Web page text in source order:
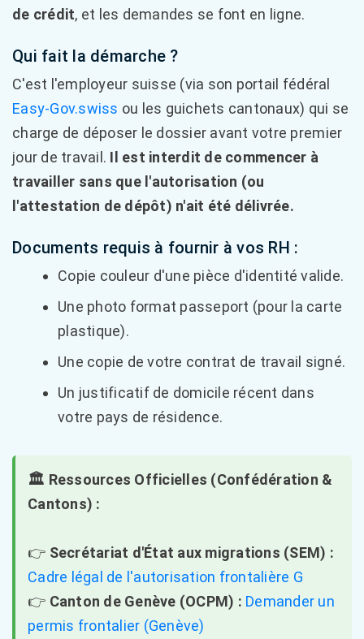
de crédit, et les demandes se font en ligne.
Qui fait la démarche ?
C'est l'employeur suisse (via son portail fédéral
Easy-Gov.swiss ou les guichets cantonaux) qui se
charge de déposer le dossier avant votre premier
jour de travail. Il est interdit de commencer à
travailler sans que l'autorisation (ou
l'attestation de dépôt) n'ait été délivrée.
Documents requis à fournir à vos RH :
Copie couleur d'une pièce d'identité valide.
Une photo format passeport (pour la carte
plastique).
Une copie de votre contrat de travail signé.
Un justificatif de domicile récent dans
votre pays de résidence.
🏛️ Ressources Officielles (Confédération &
Cantons) :
👉 Secrétariat d'État aux migrations (SEM) :
Cadre légal de l'autorisation frontalière G
👉 Canton de Genève (OCPM) : Demander un
permis frontalier (Genève)